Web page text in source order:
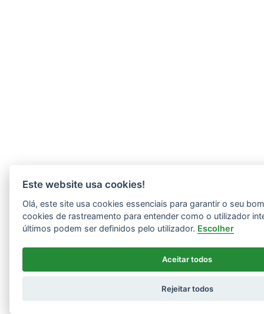
Este website usa cookies!
Olá, este site usa cookies essenciais para garantir o seu
cookies de rastreamento para entender como o utilizador
últimos podem ser definidos pelo utilizador. Escolher
Aceitar todos
Rejeitar todos